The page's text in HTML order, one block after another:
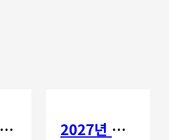
성금요일 칸타타 2027년 갈보리 어학원 유치부 신입생 모집